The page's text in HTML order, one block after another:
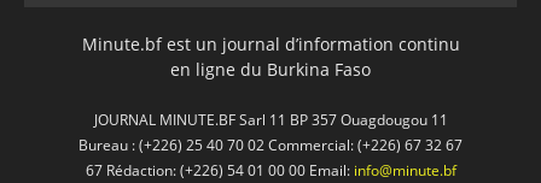
Minute.bf est un journal d’information continu
en ligne du Burkina Faso
JOURNAL MINUTE.BF Sarl 11 BP 357 Ouagdougou 11
Bureau : (+226) 25 40 70 02 Commercial: (+226) 67 32 67
67 Rédaction: (+226) 54 01 00 00 Email: info@minute.bf